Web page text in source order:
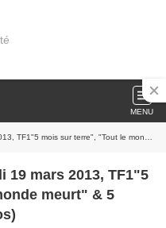
MENU
"Tout le monde meurt" & 5 épisodes S4, S1, S7 (vidéos)
19 mars 2013, TF1"5
meurt" & 5